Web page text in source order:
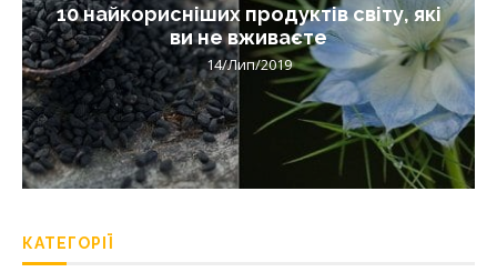
10 найкорисніших продуктів світу, які
ви не вживаєте
14/Лип/2019
КАТЕГОРІЇ